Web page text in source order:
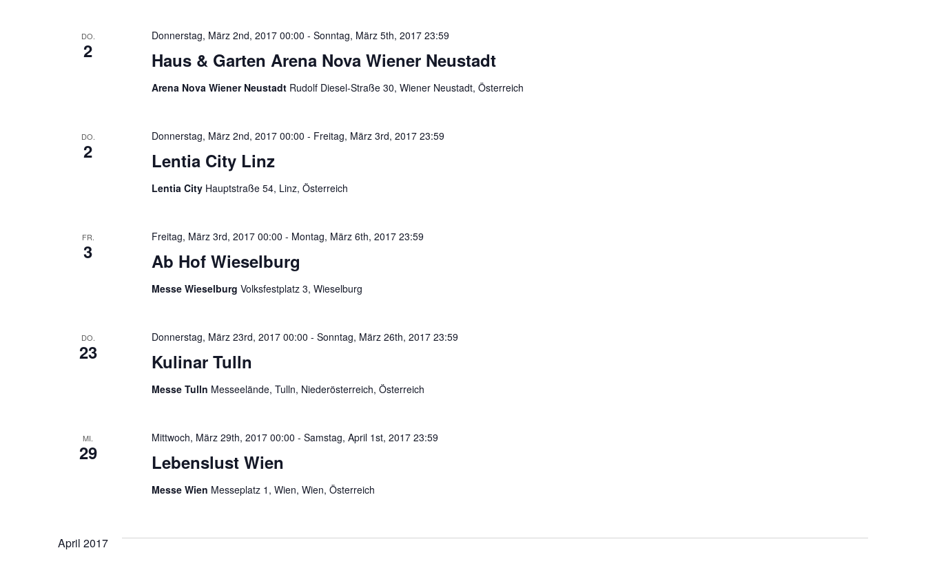
DO.
2 Haus & Garten Arena Nova Wiener Neustadt
Donnerstag, März 2nd, 2017 00:00 - Sonntag, März 5th, 2017 23:59
Arena Nova Wiener Neustadt Rudolf Diesel-Straße 30, Wiener Neustadt, Österreich
DO.
2 Lentia City Linz
Donnerstag, März 2nd, 2017 00:00 - Freitag, März 3rd, 2017 23:59
Lentia City Hauptstraße 54, Linz, Österreich
FR.
3 Ab Hof Wieselburg
Freitag, März 3rd, 2017 00:00 - Montag, März 6th, 2017 23:59
Messe Wieselburg Volksfestplatz 3, Wieselburg
DO.
23 Kulinar Tulln
Donnerstag, März 23rd, 2017 00:00 - Sonntag, März 26th, 2017 23:59
Messe Tulln Messeelände, Tulln, Niederösterreich, Österreich
MI.
29 Lebenslust Wien
Mittwoch, März 29th, 2017 00:00 - Samstag, April 1st, 2017 23:59
Messe Wien Messeplatz 1, Wien, Wien, Österreich
April 2017